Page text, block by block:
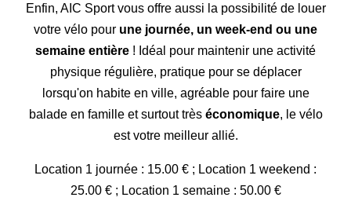
Enfin, AIC Sport vous offre aussi la possibilité de louer
votre vélo pour une journée, un week-end ou une
semaine entière ! Idéal pour maintenir une activité
physique régulière, pratique pour se déplacer
lorsqu'on habite en ville, agréable pour faire une
balade en famille et surtout très économique, le vélo
est votre meilleur allié.
Location 1 journée : 15.00 € ; Location 1 weekend :
25.00 € ; Location 1 semaine : 50.00 €